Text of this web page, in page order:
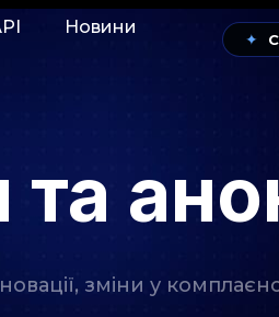
Новини
✦
зміни у